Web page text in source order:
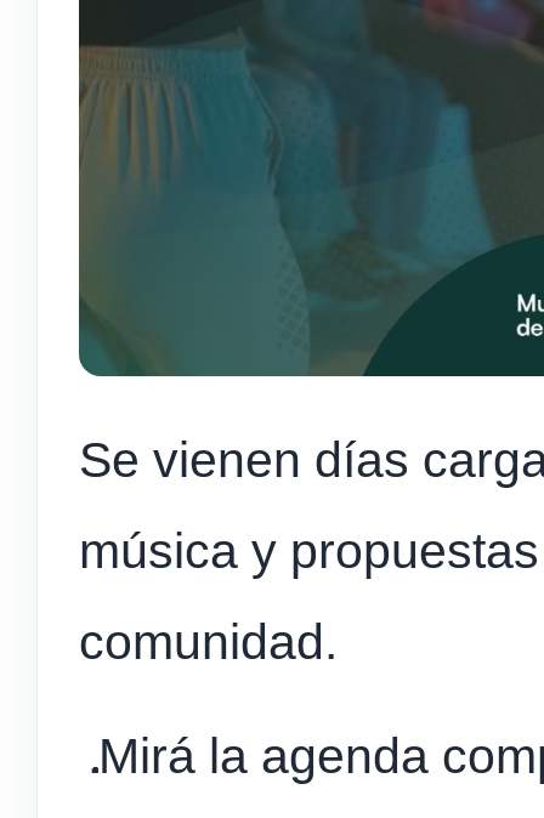
Se vienen días
música y
comunidad.
Mirá la agenda